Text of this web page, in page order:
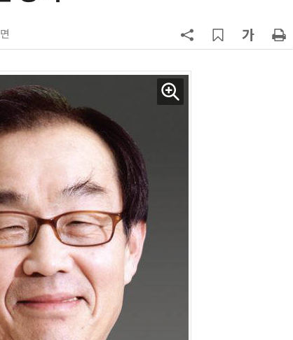
·바이오 실험에 더위도 잊었다…
“내년 2기로 이어집니다”
경 다루며 과학원리 체득...과학체험
제공 '주니어닥터' 현장
9
후 포착
10 AI 반도체가 데이터 변화 맞춰 반
응...KAIST, '카멜레온 AI 반도체' 개
발